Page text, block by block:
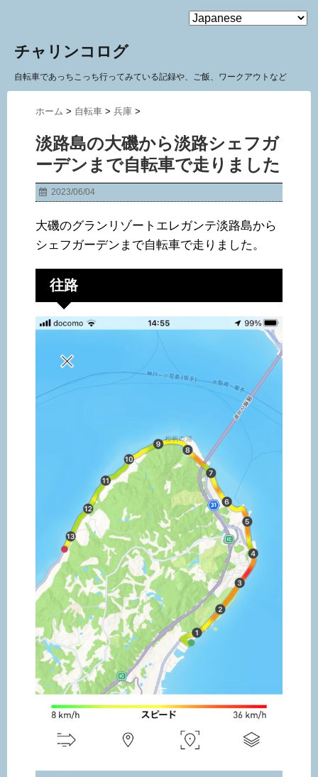
MENU
チャリンコログ
自転車であっちこっち行ってみている記録や、ご飯、ワークアウトなど
ホーム > 自転車 > 兵庫 >
淡路島の大磯から淡路シェフガ
ーデンまで自転車で走りました
2023/06/04
大磯のグランリゾートエレガンテ淡路島から
シェフガーデンまで自転車で走りました。
往路